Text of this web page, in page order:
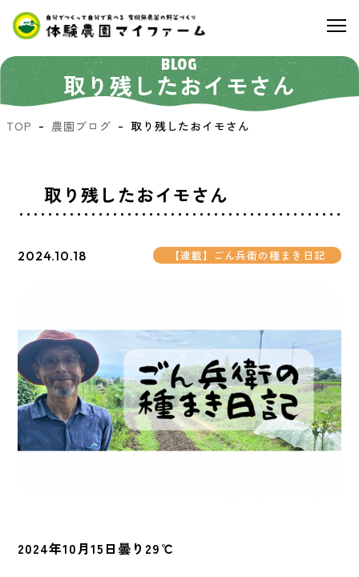
BLOG
取り残したおイモさん
TOP 農園ブログ 取り残したおイモさん
取り残したおイモさん
2024.10.18 【連載】ごん兵衛の種まき日記
2024年10月15日曇り29℃